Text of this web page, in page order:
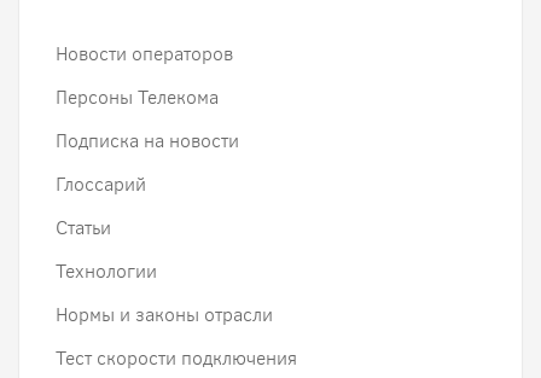
Новости операторов
Персоны Телекома
Подписка на новости
Глоссарий
Статьи
Технологии
Нормы и законы отрасли
Тест скорости подключения